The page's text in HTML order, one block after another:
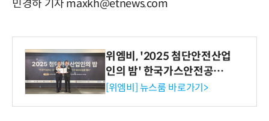
민경하 기자 maxkh@etnews.com
위엠비, '2025 첨단안전산업
인의 밤' 한국가스안전공사
사장상 수상
[위엠비] 뉴스룸 바로가기>